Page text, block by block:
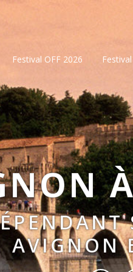
Festival OFF 2026
AVIGNON